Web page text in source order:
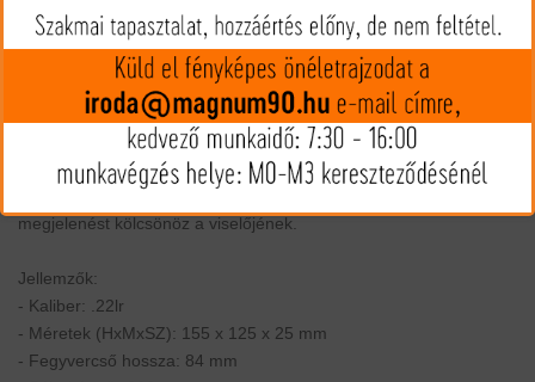
pontos célzáshoz és a megbízható működéshez. A PPK/S modell
a híres Walther ergonomikus markolatot is megőrzi, ami
kényelmes és biztos fogást biztosít a felhasználónak. A kis
kaliberű .22LR lőszer gazdaságos és alacsony visszarúgású, ami
különösen ideális a kezdő lövészek, valamint a
pisztolyhasználatban kevésbé tapasztalt személyek számára.
Emellett a Walther PPK/S .22LR egy stílusos és kifinomult
megjelenést kölcsönöz a viselőjének.
Jellemzők:
- Kaliber: .22lr
- Méretek (HxMxSZ): 155 x 125 x 25 mm
- Fegyvercső hossza: 84 mm